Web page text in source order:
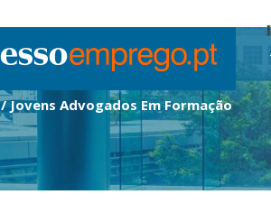
/ Jovens Advogados Em Formação